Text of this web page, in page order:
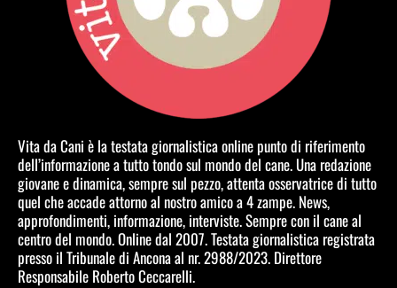
Vita da Cani è la testata giornalistica online punto di riferimento
dell’informazione a tutto tondo sul mondo del cane. Una redazione
giovane e dinamica, sempre sul pezzo, attenta osservatrice di tutto
quel che accade attorno al nostro amico a 4 zampe. News,
approfondimenti, informazione, interviste. Sempre con il cane al
centro del mondo. Online dal 2007. Testata giornalistica registrata
presso il Tribunale di Ancona al nr. 2988/2023. Direttore
Responsabile Roberto Ceccarelli.